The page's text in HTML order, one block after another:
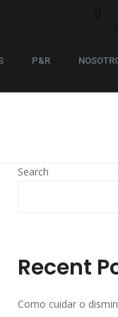
P&R
Search
Recent
Como cuidar o